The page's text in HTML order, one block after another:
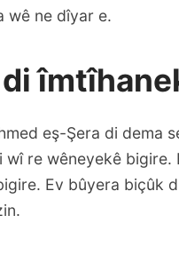
wê ne dîyar e.
eş-Şera di dema
wî re wêneyekê
Ev bûyera biçûk